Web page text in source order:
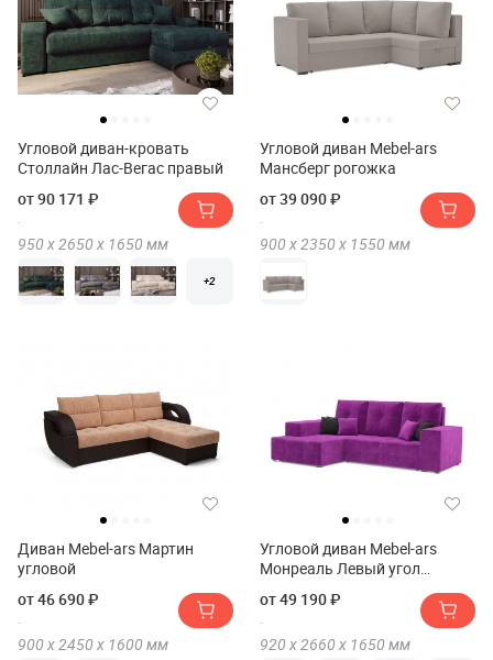
Угловой диван-кровать
Столлайн Лас-Вегас правый
от 90 171 ₽
950 х2650 х 1650 мм
+2
Угловой диван Mebel-ars
Мансберг рогожка
от 39 090 ₽
900 х2350 х 1550 мм
Диван Mebel-ars Мартин
угловой
от 46 690 ₽
900 х 2450 х 1600 мм
Угловой диван Mebel-ars
Монреаль Левый угол
от 49 190 ₽
920 х 2660 х 1650 мм